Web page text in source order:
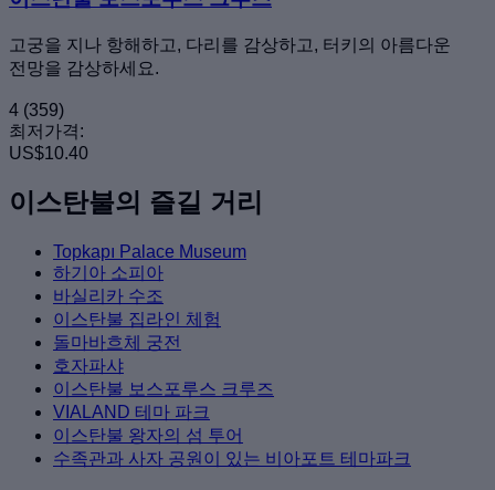
고궁을 지나 항해하고, 다리를 감상하고, 터키의 아름다운
전망을 감상하세요.
4 (359)
최저가격:
US$10.40
이스탄불의 즐길 거리
Topkapı Palace Museum
하기아 소피아
바실리카 수조
이스탄불 집라인 체험
돌마바흐체 궁전
호자파샤
이스탄불 보스포루스 크루즈
VIALAND 테마 파크
이스탄불 왕자의 섬 투어
수족관과 사자 공원이 있는 비아포트 테마파크